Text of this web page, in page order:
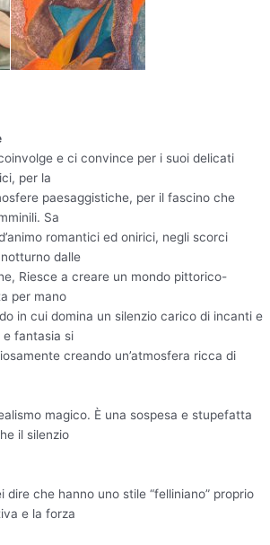
e ci convince per i suoi delicati
per la
paesaggistiche, per il fascino che
Sa
romantici ed onirici, negli scorci
dalle
Riesce a creare un mondo pittorico-
per mano
in cui domina un silenzio carico di incanti e
fantasia si
creando un’atmosfera ricca di
magico. È una sospesa e stupefatta
il silenzio
dire che hanno uno stile “felliniano” proprio
e la forza